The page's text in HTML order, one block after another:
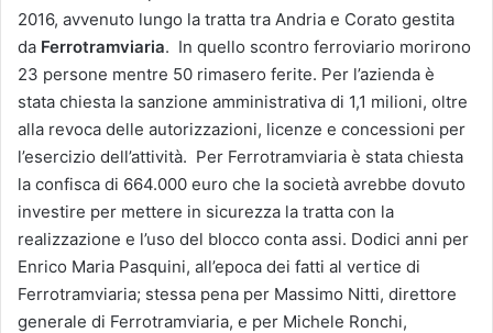
2016, avvenuto lungo la tratta tra Andria e Corato gestita
da Ferrotramviaria. In quello scontro ferroviario morirono
23 persone mentre 50 rimasero ferite. Per l’azienda è
stata chiesta la sanzione amministrativa di 1,1 milioni, oltre
alla revoca delle autorizzazioni, licenze e concessioni per
l’esercizio dell’attività. Per Ferrotramviaria è stata chiesta
la confisca di 664.000 euro che la società avrebbe dovuto
investire per mettere in sicurezza la tratta con la
realizzazione e l’uso del blocco conta assi. Dodici anni per
Enrico Maria Pasquini, all’epoca dei fatti al vertice di
Ferrotramviaria; stessa pena per Massimo Nitti, direttore
generale di Ferrotramviaria, e per Michele Ronchi,